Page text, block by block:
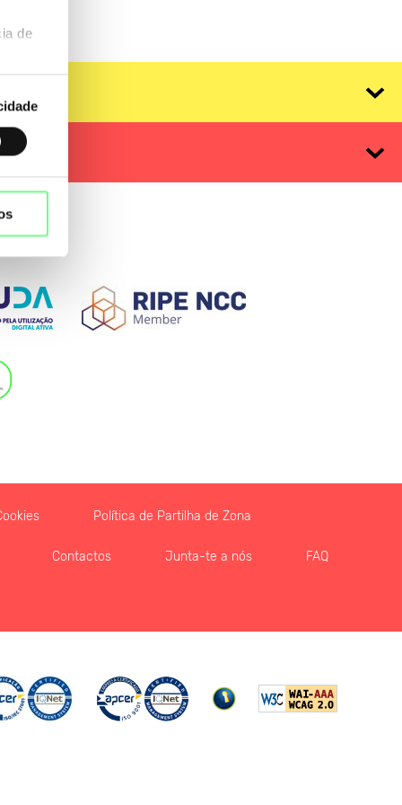
de
Política de Partilha de Zona
Contactos Junta-te a nós FAQ